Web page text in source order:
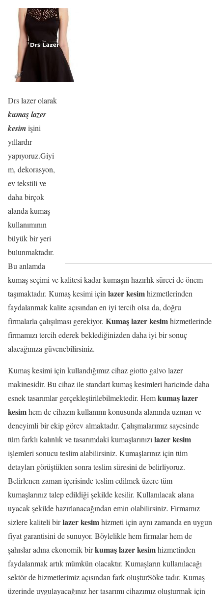
Drs lazer olarak
kumaş lazer
kesimişini
yıllardır
yapıyoruz.Giyi
m, dekorasyon,
ev tekstili ve
daha birçok
alanda kumaş
kullanımının
büyük bir yeri
bulunmaktadır.
Bu anlamda
kumaş seçimi ve kalitesi kadar kumaşın hazırlık süreci de önem
taşımaktadır. Kumaş kesimi için lazer kesimhizmetlerinden
faydalanmak kalite açısından en iyi tercih olsa da, doğru
firmalarla çalışılması gerekiyor. Kumaş lazer kesimhizmetlerinde
firmamızı tercih ederek beklediğinizden daha iyi bir sonuç
alacağınıza güvenebilirsiniz.
Kumaş kesimi için kullandığımız cihaz giotto galvo lazer
makinesidir. Bu cihaz ile standart kumaş kesimleri haricinde daha
esnek tasarımlar gerçekleştirilebilmektedir. Hemkumaş lazer
kesimhem de cihazın kullanımı konusunda alanında uzman ve
deneyimli bir ekip görev almaktadır. Çalışmalarımız sayesinde
tüm farklı kalınlık ve tasarımdaki kumaşlarınızı lazer kesim
işlemleri sonucu teslim alabilirsiniz. Kumaşlarınız için tüm
detayları görüştükten sonra teslim süresini de belirliyoruz.
Belirlenen zaman içerisinde teslim edilmek üzere tüm
kumaşlarınız talep edildiği şekilde kesilir. Kullanılacak alana
uyacak şekilde hazırlanacağından emin olabilirsiniz. Firmamız
sizlere kaliteli birlazer kesimhizmeti için aynı zamanda en uygun
fiyat garantisini de sunuyor. Böylelikle hem firmalar hem de
şahıslar adına ekonomik birkumaş lazer kesimhizmetinden
faydalanmak artık mümkün olacaktır. Kumaşların kullanılacağı
sektör de hizmetlerimiz açısından fark oluşturSöke tadır. Kumaş
üzerinde uygulayacağınız her tasarımı cihazımız oluşturmak için